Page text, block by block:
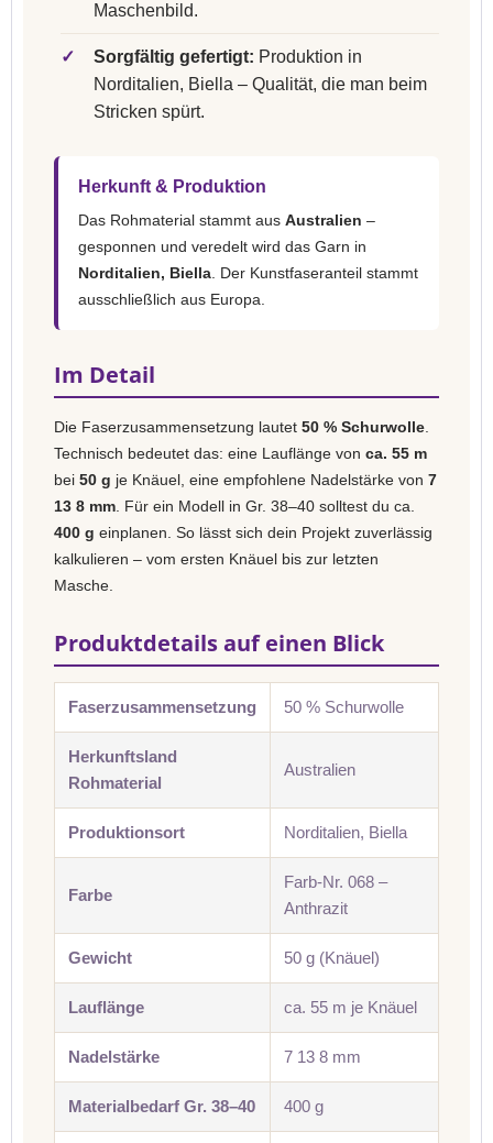
Maschenbild.
✓ Sorgfältig gefertigt: Produktion in
Norditalien, Biella – Qualität, die man beim
Stricken spürt.
Herkunft & Produktion
Das Rohmaterial stammt aus Australien –
gesponnen und veredelt wird das Garn in
Norditalien, Biella . Der Kunstfaseranteil stammt
ausschließlich aus Europa.
Im Detail
Die Faserzusammensetzung lautet 50 % Schurwolle
Technisch bedeutet das: eine Lauflänge von ca. 55 m
bei 50 g je Knäuel, eine empfohlene Nadelstärke von 7
13 8 mm . Für ein Modell in Gr. 38–40 solltest du ca.
400 g einplanen. So lässt sich dein Projekt zuverlässig
kalkulieren – vom ersten Knäuel bis zur letzten
Masche.
Produktdetails auf einen Blick
Faserzusammensetzung 50 % Schurwolle
Herkunftsland
Rohmaterial
Australien
Produktionsort Norditalien, Biella
Farbe
Farb-Nr. 068 –
Anthrazit
Gewicht 50 g (Knäuel)
Lauflänge ca. 55 m je Knäuel
Nadelstärke 7 13 8 mm
Materialbedarf Gr. 38–40 400 g